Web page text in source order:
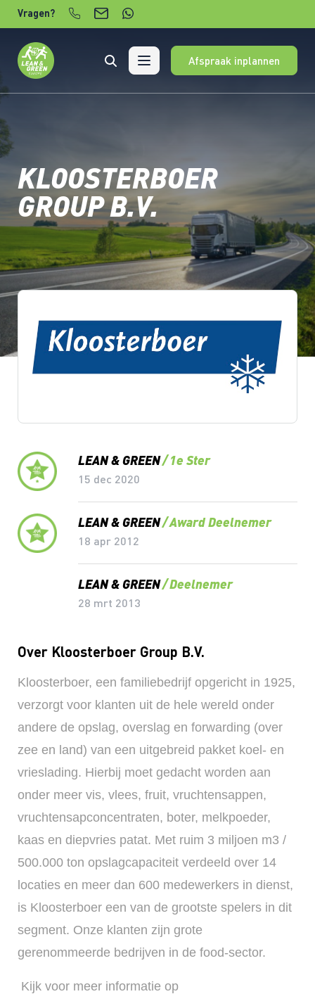
Verder naar content
Vragen?
Afspraak inplannen
KLOOSTERBOER
GROUP B.V.
Lean & Green Milestones
LEAN & GREEN 1e Ster
15 dec 2020
LEAN & GREEN Award Deelnemer
18 apr 2012
LEAN & GREEN Deelnemer
28 mrt 2013
Over Kloosterboer Group B.V.
Kloosterboer, een familiebedrijf opgericht in 1925,
verzorgt voor klanten uit de hele wereld onder
andere de opslag, overslag en forwarding (over
zee en land) van een uitgebreid pakket koel- en
vrieslading. Hierbij moet gedacht worden aan
onder meer vis, vlees, fruit, vruchtensappen,
vruchtensapconcentraten, boter, melkpoeder,
kaas en diepvries patat. Met ruim 3 miljoen m3 /
500.000 ton opslagcapaciteit verdeeld over 14
locaties en meer dan 600 medewerkers in dienst,
is Kloosterboer een van de grootste spelers in dit
segment. Onze klanten zijn grote
gerenommeerde bedrijven in de food-sector.
Kijk voor meer informatie op